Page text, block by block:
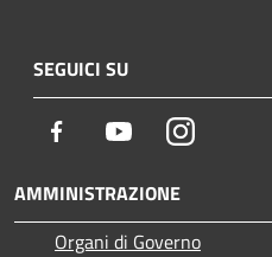
SEGUICI SU
Facebook YoutubeInstagram
AMMINISTRAZIONE
Organi di Governo